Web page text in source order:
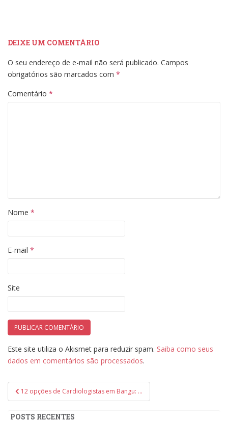
DEIXE UM COMENTÁRIO
O seu endereço de e-mail não será publicado. Campos
obrigatórios são marcados com *
Comentário *
Nome *
E-mail *
Site
Este site utiliza o Akismet para reduzir spam. Saiba como seus
dados em comentários são processados.
Navegação
de
Post
12 opções de Cardiologistas em Bangu: veja as avaliações
POSTS RECENTES